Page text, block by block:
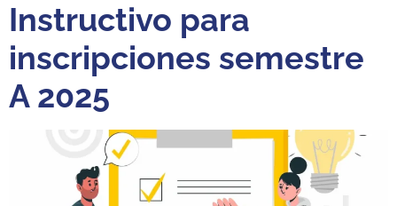
Instructivo para
inscripciones semestre
A 2025